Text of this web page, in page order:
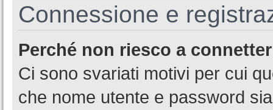
Connessione e
Perché non riesco a
Ci sono svariati motivi per cui
che nome utente e password